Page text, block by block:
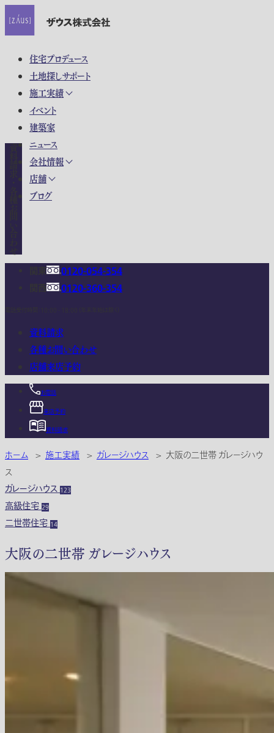
住宅プロデュース
土地探しサポート
施工実績
イベント
建築家
ニュース
会社情報
店舗
ブログ
0120-054-354
0120-360-354
資料請求
各種お問い合わせ
店舗来店予約
お電話
来店予約
資料請求
ホーム > 施工実績 > ガレージハウス > 大阪の二世帯 ガレージハウ
ス
ガレージハウス123
高級住宅29
二世帯住宅14
大阪の二世帯 ガレージハウス